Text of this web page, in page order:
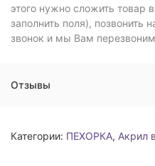
этого нужно сложить товар
заполнить поля), позвонить
звонок и мы Вам
Отзывы
Категории: ПЕХОРКА, Акрил